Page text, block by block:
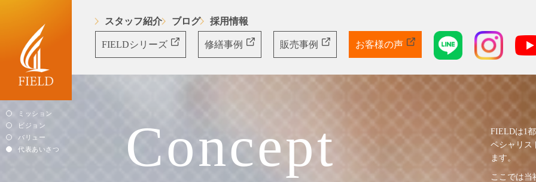
スタッフ紹介 ブログ 採用情報
FIELDシリーズ 修繕事例 販売事例 お客様の声
Concept
FIELDは1
ペシャリス
ます。
ここでは当
ミッション
ビジョン
バリュー
代表あいさつ